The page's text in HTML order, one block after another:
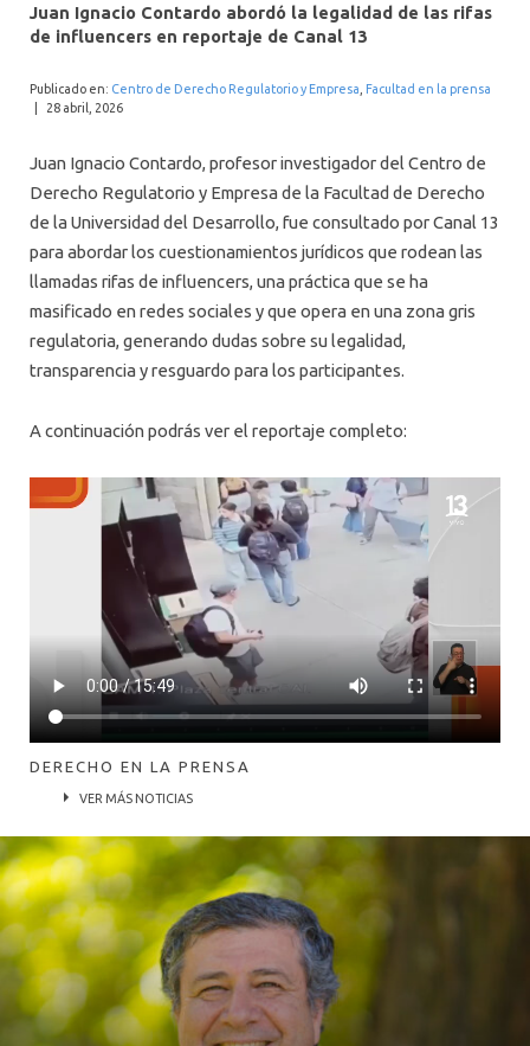
INTERNACIONAL
Juan Ignacio Contardo abordó la legalidad de las rifas
de influencers en reportaje de Canal 13
Publicado en: Centro de Derecho Regulatorio y Empresa Facultad en la prensa
28 abril, 2026
Juan Ignacio Contardo, profesor investigador del Centro de
Derecho Regulatorio y Empresa de la Facultad de Derecho
de la Universidad del Desarrollo, fue consultado por Canal 13
para abordar los cuestionamientos jurídicos que rodean las
llamadas rifas de influencers, una práctica que se ha
masificado en redes sociales y que opera en una zona gris
regulatoria, generando dudas sobre su legalidad,
transparencia y resguardo para los participantes.
A continuación podrás ver el reportaje completo:
DERECHO EN LA PRENSA
VER MÁS NOTICIAS